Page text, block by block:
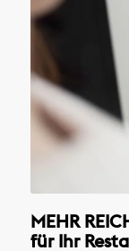
MEHR
für Ihr